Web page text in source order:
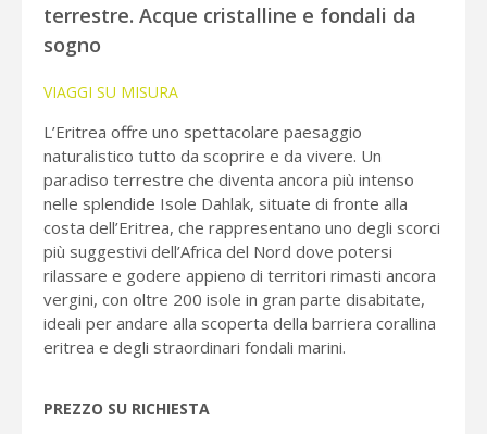
terrestre. Acque cristalline e fondali da
sogno
VIAGGI SU MISURA
L’Eritrea offre uno spettacolare paesaggio
naturalistico tutto da scoprire e da vivere. Un
paradiso terrestre che diventa ancora più intenso
nelle splendide Isole Dahlak, situate di fronte alla
costa dell’Eritrea, che rappresentano uno degli scorci
più suggestivi dell’Africa del Nord dove potersi
rilassare e godere appieno di territori rimasti ancora
vergini, con oltre 200 isole in gran parte disabitate,
ideali per andare alla scoperta della barriera corallina
eritrea e degli straordinari fondali marini.
PREZZO SU RICHIESTA